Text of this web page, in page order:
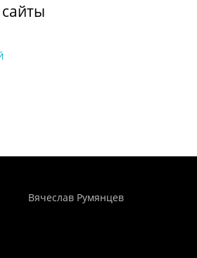
Вячеслав Румянцев